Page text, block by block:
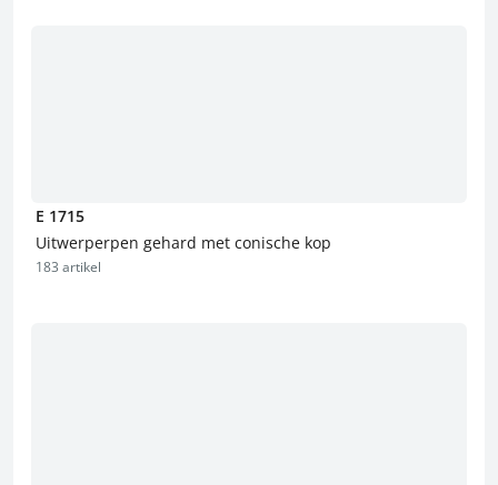
E 1715
Uitwerperpen gehard met conische kop
183 artikel